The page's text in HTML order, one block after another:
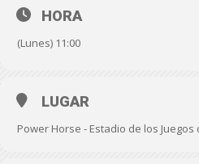
HORA
(Lunes) 11:00
LUGAR
Power Horse - Estadio de los